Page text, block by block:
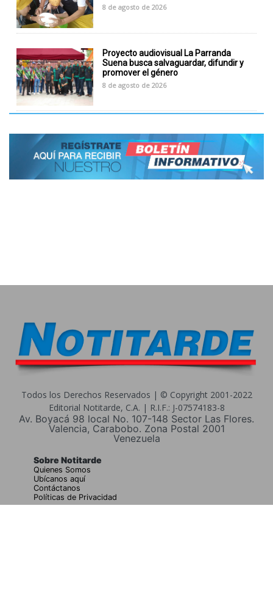
8 de agosto de 2026
Proyecto audiovisual La Parranda
Suena busca salvaguardar, difundir y
promover el género
8 de agosto de 2026
Todos los Derechos Reservados | © Copyright 2001-2022
Editorial Notitarde, C.A. | R.I.F.: J-07574183-8
Av. Boyacá 98 local No. 107-148 Sector Las Flores.
Valencia, Carabobo. Zona Postal 2001
Venezuela
Sobre Notitarde
Quienes Somos
Ubícanos aquí
Contáctanos
Políticas de Privacidad